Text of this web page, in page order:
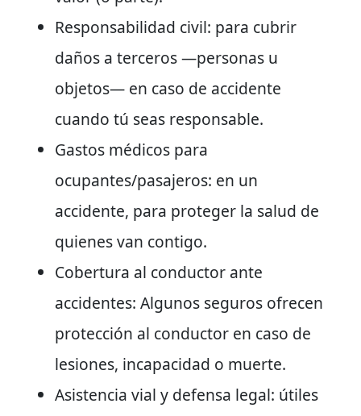
Responsabilidad civil: para cubrir
daños a terceros —personas u
objetos— en caso de accidente
cuando tú seas responsable.
Gastos médicos para
ocupantes/pasajeros: en un
accidente, para proteger la salud de
quienes van contigo.
Cobertura al conductor ante
accidentes: Algunos seguros ofrecen
protección al conductor en caso de
lesiones, incapacidad o muerte.
Asistencia vial y defensa legal: útiles